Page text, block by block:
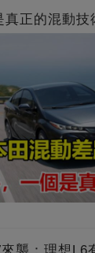
正的混動技